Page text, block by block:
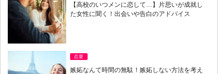
【高校のいつメンに恋して…】片思いが成就し
た女性に聞く！出会いや告白のアドバイス
恋愛
嫉妬なんて時間の無駄！嫉妬しない方法を考え